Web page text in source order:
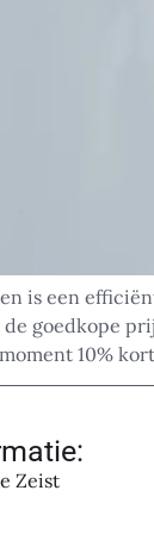
is een
goedkope
10%
Zeist